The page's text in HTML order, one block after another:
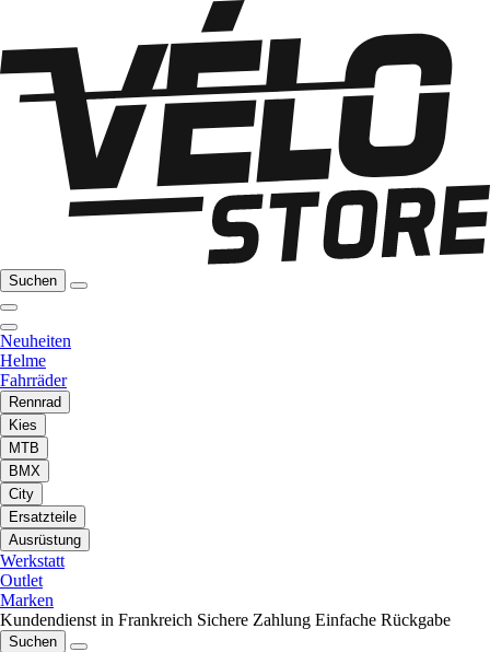
Suchen
Neuheiten
Helme
Fahrräder
Rennrad
Kies
MTB
BMX
City
Ersatzteile
Ausrüstung
Werkstatt
Outlet
Marken
Kundendienst in Frankreich Sichere Zahlung Einfache Rückgabe
Suchen